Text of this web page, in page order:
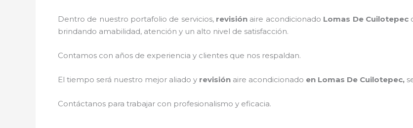
Dentro de nuestro portafolio de servicios, revisión aire acondicionado Lomas De Cuilotepec
brindando amabilidad, atención y un alto nivel de satisfacción.
Contamos con años de experiencia y clientes que nos respaldan.
El tiempo será nuestro mejor aliado y revisión aire acondicionado en Lomas De Cuilotepec,
Contáctanos para trabajar con profesionalismo y eficacia.